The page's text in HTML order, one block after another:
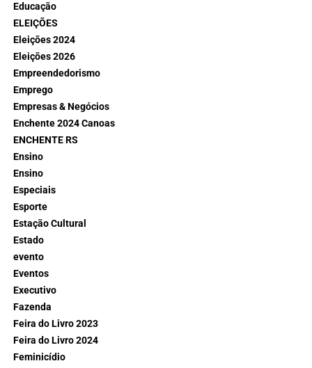
Educação
ELEIÇÕES
Eleições 2024
Eleições 2026
Empreendedorismo
Emprego
Empresas & Negócios
Enchente 2024 Canoas
ENCHENTE RS
Ensino
Ensino
Especiais
Esporte
Estação Cultural
Estado
evento
Eventos
Executivo
Fazenda
Feira do Livro 2023
Feira do Livro 2024
Feminicídio